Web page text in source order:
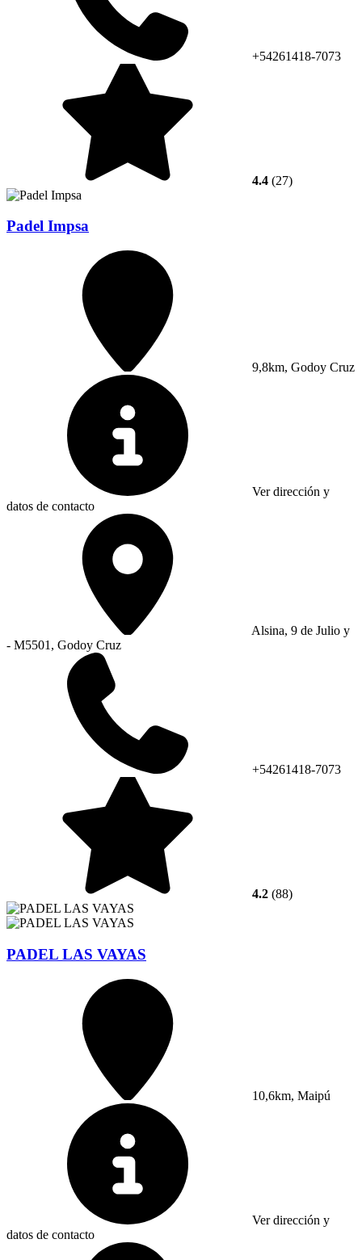
+54261418-7073
4.4 (27)
Padel Impsa
9,8km, Godoy Cruz
Ver dirección y
datos de contacto
Alsina, 9 de Julio y
- M5501, Godoy Cruz
+54261418-7073
4.2 (88)
PADEL LAS VAYAS
10,6km, Maipú
Ver dirección y
datos de contacto